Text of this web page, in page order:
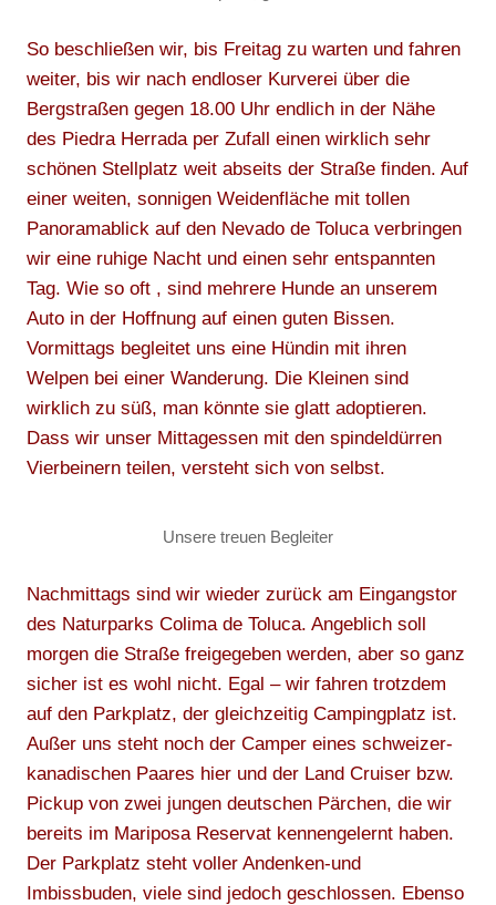
So beschließen wir, bis Freitag zu warten und fahren
weiter, bis wir nach endloser Kurverei über die
Bergstraßen gegen 18.00 Uhr endlich in der Nähe
des Piedra Herrada per Zufall einen wirklich sehr
schönen Stellplatz weit abseits der Straße finden. Auf
einer weiten, sonnigen Weidenfläche mit tollen
Panoramablick auf den Nevado de Toluca verbringen
wir eine ruhige Nacht und einen sehr entspannten
Tag. Wie so oft , sind mehrere Hunde an unserem
Auto in der Hoffnung auf einen guten Bissen.
Vormittags begleitet uns eine Hündin mit ihren
Welpen bei einer Wanderung. Die Kleinen sind
wirklich zu süß, man könnte sie glatt adoptieren.
Dass wir unser Mittagessen mit den spindeldürren
Vierbeinern teilen, versteht sich von selbst.
Unsere treuen Begleiter
Nachmittags sind wir wieder zurück am Eingangstor
des Naturparks Colima de Toluca. Angeblich soll
morgen die Straße freigegeben werden, aber so ganz
sicher ist es wohl nicht. Egal – wir fahren trotzdem
auf den Parkplatz, der gleichzeitig Campingplatz ist.
Außer uns steht noch der Camper eines schweizer-
kanadischen Paares hier und der Land Cruiser bzw.
Pickup von zwei jungen deutschen Pärchen, die wir
bereits im Mariposa Reservat kennengelernt haben.
Der Parkplatz steht voller Andenken-und
Imbissbuden, viele sind jedoch geschlossen. Ebenso